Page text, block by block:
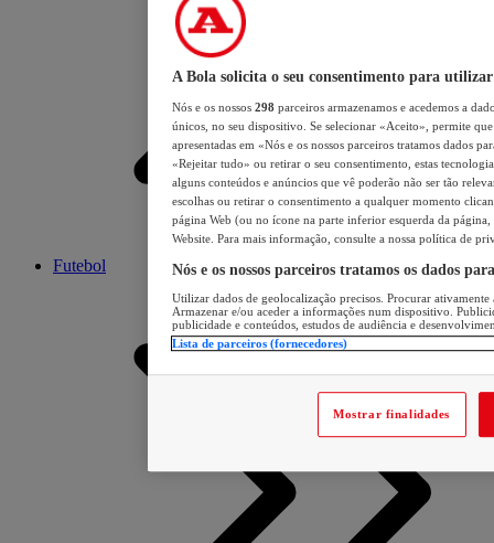
Futebol
A Bola solicita o seu consentimento para utilizar
Nós e os nossos 298 parceiros armazenamos e acedemos a
únicos, no seu dispositivo. Se selecionar «Aceito», permite
apresentadas em «Nós e os nossos parceiros tratamos dados
«Rejeitar tudo» ou retirar o seu consentimento, estas
alguns conteúdos e anúncios que vê poderão não ser tão
escolhas ou retirar o consentimento a qualquer momento
página Web (ou no ícone na parte inferior esquerda da página,
Website. Para mais informação, consulte a nossa política de
Nós e os nossos parceiros tratamos os dados
Utilizar dados de geolocalização precisos. Procurar
Armazenar e/ou aceder a informações num dispositivo.
publicidade e conteúdos, estudos de audiência e
Lista de parceiros (fornecedores)
Mostrar finalidades